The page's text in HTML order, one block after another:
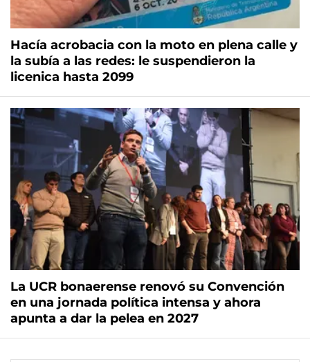
Hacía acrobacia con la moto en plena calle y
la subía a las redes: le suspendieron la
licenica hasta 2099
La UCR bonaerense renovó su Convención
en una jornada política intensa y ahora
apunta a dar la pelea en 2027